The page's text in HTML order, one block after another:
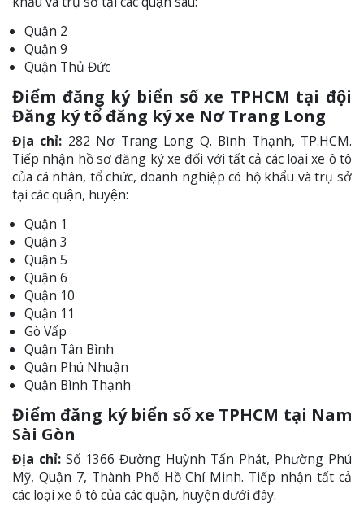
Quận 2
Quận 9
Quận Thủ Đức
Điểm đăng ký biển số xe TPHCM tại đội
Đăng ký tổ đăng ký xe Nơ Trang Long
Địa chỉ: 282 Nơ Trang Long Q. Bình Thạnh, TP.HCM.
Tiếp nhận hồ sơ đăng ký xe đối với tất cả các loại xe ô tô
của cá nhân, tổ chức, doanh nghiệp có hộ khẩu và trụ sở
tại các quận, huyện:
Quận 1
Quận 3
Quận 5
Quận 6
Quận 10
Quận 11
Gò Vấp
Quận Tân Bình
Quận Phú Nhuận
Quận Bình Thạnh
Điểm đăng ký biển số xe TPHCM tại Nam
Sài Gòn
Địa chỉ: Số 1366 Đường Huỳnh Tấn Phát, Phường Phú
Mỹ, Quận 7, Thành Phố Hồ Chí Minh. Tiếp nhận tất cả
các loại xe ô tô của các quận, huyện dưới đây.